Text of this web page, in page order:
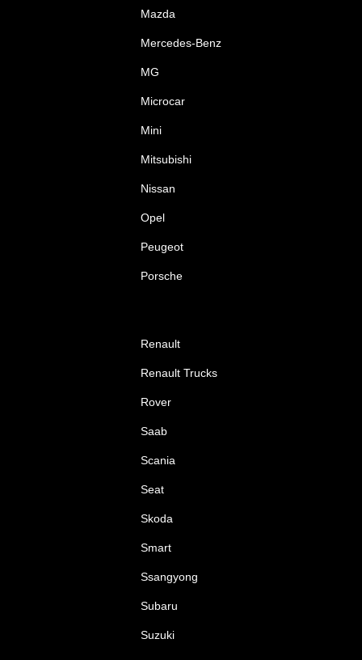
Mazda
Mercedes-Benz
MG
Microcar
Mini
Mitsubishi
Nissan
Opel
Peugeot
Porsche
Renault
Renault Trucks
Rover
Saab
Scania
Seat
Skoda
Smart
Ssangyong
Subaru
Suzuki